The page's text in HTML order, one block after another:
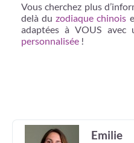
Vous cherchez plus
delà duzodiaque chinois
adaptées à VOUS avec
personnalisée !
Emilie